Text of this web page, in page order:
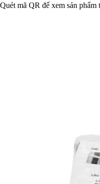
Quét mã QR để xem sản phẩm